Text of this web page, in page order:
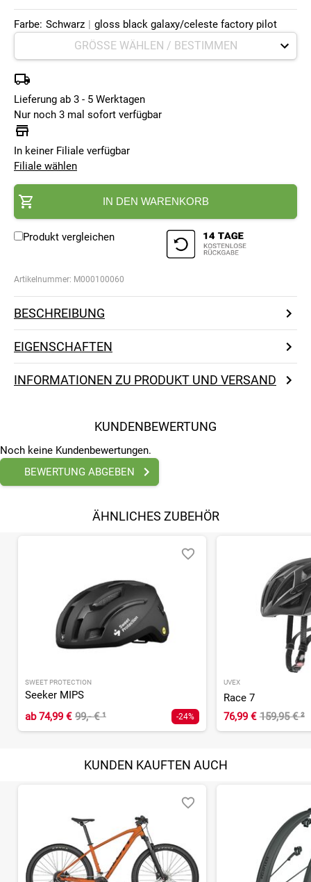
Farbe: Schwarz | gloss black galaxy/celeste factory pilot
Lieferung ab 3 - 5 Werktagen
Nur noch 3 mal sofort verfügbar
In keiner Filiale verfügbar
Filiale wählen
IN DEN WARENKORB
Produkt vergleichen
Artikelnummer: M000100060
BESCHREIBUNG
EIGENSCHAFTEN
INFORMATIONEN ZU PRODUKT UND VERSAND
KUNDENBEWERTUNG
Noch keine Kundenbewertungen.
BEWERTUNG ABGEBEN
ÄHNLICHES ZUBEHÖR
SWEET PROTECTION
Seeker MIPS
ab74,99 € 99,- €¹ -24%
UVEX
Race 7
76,99 € 159,95 €²
KUNDEN KAUFTEN AUCH